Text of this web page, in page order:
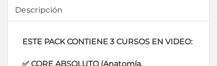
Descripción
ESTE PACK CONTIENE 3 CURSOS EN VIDEO:
✅ CORE ABSOLUTO (Anatomía,